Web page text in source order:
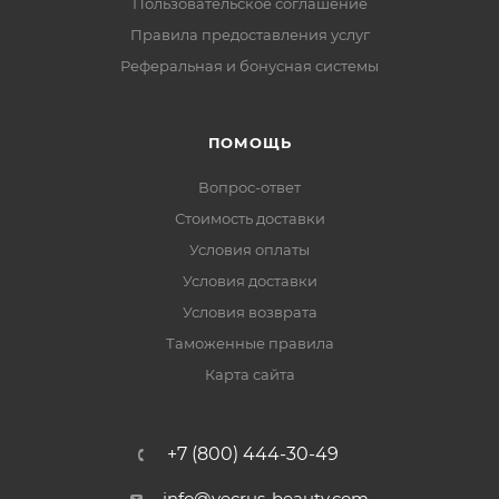
Правила предоставления услуг
Реферальная и бонусная системы
ПОМОЩЬ
Вопрос-ответ
Стоимость доставки
Условия оплаты
Условия доставки
Условия возврата
Таможенные правила
Карта сайта
+7 (800) 444-30-49